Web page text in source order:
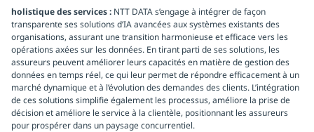
holistique des services : NTT DATA s’engage à intégrer de façon
transparente ses solutions d’IA avancées aux systèmes existants des
organisations, assurant une transition harmonieuse et efficace vers les
opérations axées sur les données. En tirant parti de ses solutions, les
assureurs peuvent améliorer leurs capacités en matière de gestion des
données en temps réel, ce qui leur permet de répondre efficacement à un
marché dynamique et à l’évolution des demandes des clients. L’intégration
de ces solutions simplifie également les processus, améliore la prise de
décision et améliore le service à la clientèle, positionnant les assureurs
pour prospérer dans un paysage concurrentiel.